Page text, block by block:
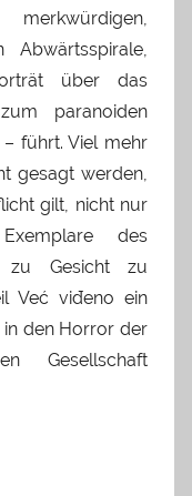
Abwärtsspirale,
über das
paranoiden
führt. Viel mehr
gesagt werden,
gilt, nicht nur
des
zu Gesicht zu
Već viđeno ein
in den Horror der
Gesellschaft